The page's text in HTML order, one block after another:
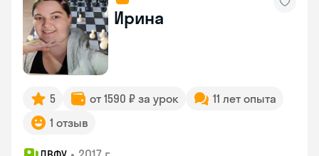
Ирина
5 от 1590 ₽ за урок
11 лет опыта
1 отзыв